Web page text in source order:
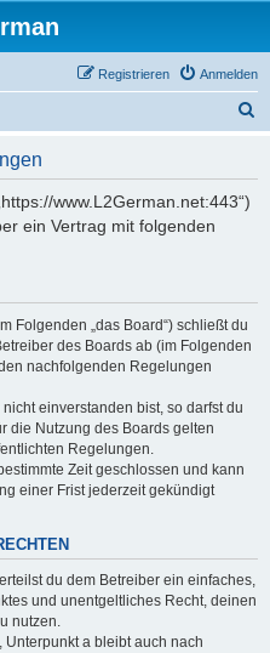
Anmelden
Registrieren
www.L2German.net:443“)
ein Vertrag mit folgenden
Folgenden „das Board“) schließt du
des Boards ab (im Folgenden
nachfolgenden Regelungen
einverstanden bist, so darfst du
die Nutzung des Boards gelten
Regelungen.
Zeit geschlossen und kann
einer Frist jederzeit gekündigt
du dem Betreiber ein einfaches,
und unentgeltliches Recht, deinen
nutzen.
Unterpunkt a bleibt auch nach